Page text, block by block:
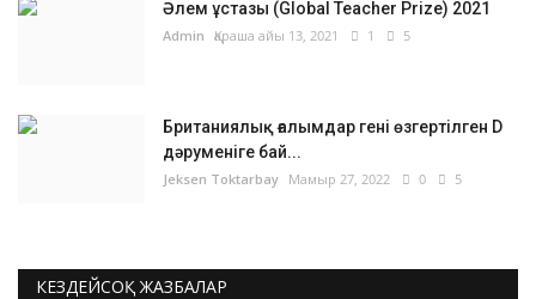
Әлем ұстазы (Global Teacher Prize) 2021
Admin Қараша айы 13, 2021 1 5
Британиялық ғалымдар гені өзгертілген D
дәруменіге бай...
Jeksen Toktarbay Мамыр 27, 2022 0 5
КЕЗДЕЙСОҚ ЖАЗБАЛАР